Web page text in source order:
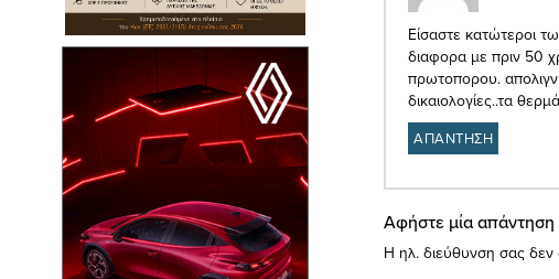
Είσαστε κατώτεροι
διαφορα με πριν 50
πρωτοπορου.
δικαιολογίες..τα
ΑΠΑΝΤΗΣΗ
Αφήστε μία απάντηση
Η ηλ. διεύθυνση σας δεν